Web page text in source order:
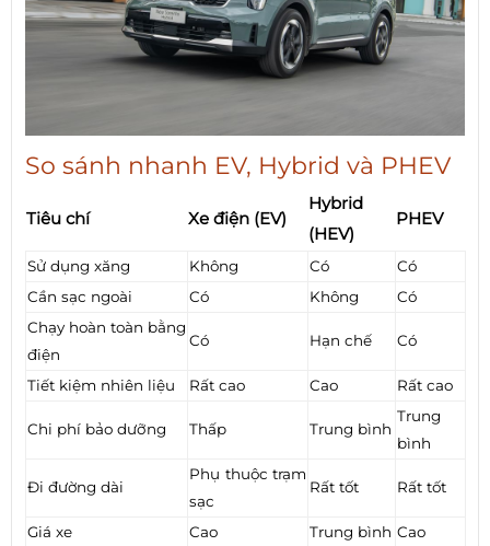
So sánh nhanh EV, Hybrid và PHEV
Tiêu chí Xe điện (EV)
Hybrid
(HEV)
PHEV
Sử dụng xăng Không Có
Có
Cần sạc ngoài
Có Không
Có
Chạy hoàn toàn bằng
điện
Có Hạn chế Có
Tiết kiệm nhiên liệu Rất cao Cao Rất cao
Chi phí bảo dưỡng Thấp Trung bình
Trung
bình
Đi đường dài
Phụ thuộc trạm
sạc
Rất tốt Rất tốt
Giá xe Cao Trung bình Cao